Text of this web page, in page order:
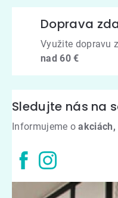
Doprava
Využite dopravu
nad 60 €
Sledujte nás na
Informujeme oakciách,